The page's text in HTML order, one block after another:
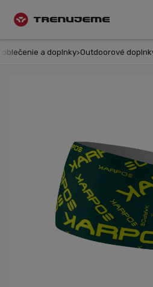
a doplnky Outdoorové doplnky